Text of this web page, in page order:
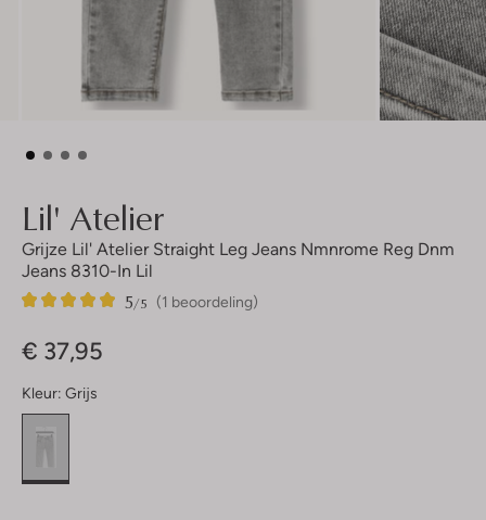
Lil' Atelier
Grijze Lil' Atelier Straight Leg Jeans Nmnrome Reg Dnm
Jeans 8310-In Lil
(1 beoordeling)
5/5
1
5
€ 37,95
Kleur: Grijs